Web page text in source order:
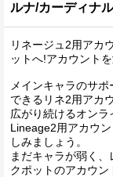
ルナ/カーディナ
リネージュ2用アカ
ットへ!アカウント
メインキャラのサ
できるリネ2用アカ
広がり続けるオン
Lineage2用アカウ
しみましょう。
まだキャラが弱く
クポットのアカウン